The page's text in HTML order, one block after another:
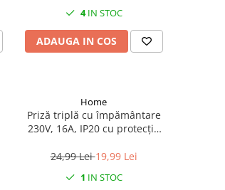
4IN STOC
ADAUGA IN COS
Home
Priză triplă cu împământare
230V, 16A, IP20 cu protecție
24,99 Lei19,99 Lei
1 IN STOC